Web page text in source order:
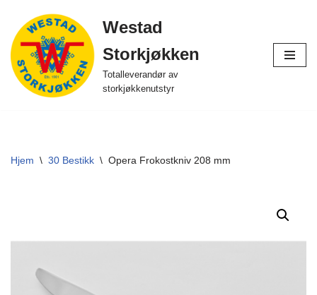
Hopp
til
innholdet
Westad
Storkjøkken
Totalleverandør av
storkjøkkenutstyr
Hjem \ 30 Bestikk \ Opera Frokostkniv 208 mm